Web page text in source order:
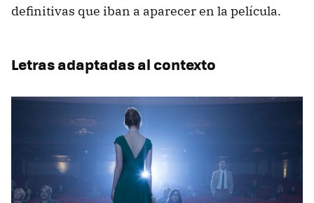
definitivas que iban a aparecer en la película.
Letras adaptadas al contexto